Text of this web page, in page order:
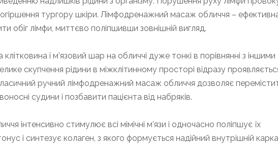
тургору шкіри. Лімфодренажний масаж обличчя –
обіг лімфи, миттєво поліпшивши зовнішній вигляд.
і м’язовий шар на обличчі дуже тонкі в порівнянні з іншими
скупчення рідини в міжклітинному просторі відразу
ручний лімфодренажний масаж обличчя дозволяє
судини і позбавити пацієнта від набряків.
інтенсивно стимулює всі мімічні м’язи і одночасно поліпшує їх
і синтезує колаген, з якого формується надійний внутрішній